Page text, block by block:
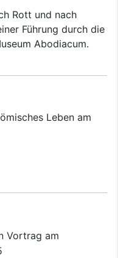
Rott und nach
Führung durch die
Abodiacum.
Leben am
Vortrag am